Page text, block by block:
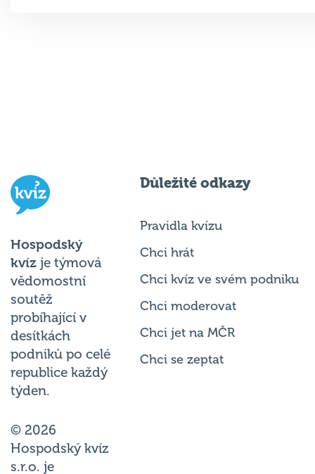
Hospodský
kvíz je týmová
vědomostní
soutěž
probíhající v
desítkách
podniků po celé
republice každý
týden.
© 2026
Hospodský kvíz
s.r.o. je
Důležité odkazy
Pravidla kvízu
Chci hrát
Chci kvíz ve svém podniku
Chci moderovat
Chci jet na MČR
Chci se zeptat